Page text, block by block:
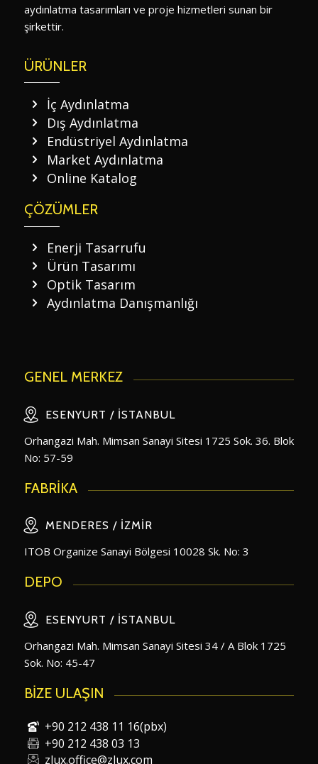
aydınlatma tasarımları ve proje hizmetleri sunan bir
şirkettir.
ÜRÜNLER
İç Aydınlatma
Dış Aydınlatma
Endüstriyel Aydınlatma
Market Aydınlatma
Online Katalog
ÇÖZÜMLER
Enerji Tasarrufu
Ürün Tasarımı
Optik Tasarım
Aydınlatma Danışmanlığı
GENEL MERKEZ
ESENYURT / İSTANBUL
Orhangazi Mah. Mimsan Sanayi Sitesi 1725 Sok. 36. Blok
No: 57-59
FABRİKA
MENDERES / İZMIR
ITOB Organize Sanayi Bölgesi 10028 Sk. No: 3
DEPO
ESENYURT / İSTANBUL
Orhangazi Mah. Mimsan Sanayi Sitesi 34 / A Blok 1725
Sok. No: 45-47
BİZE ULAŞIN
+90 212 438 11 16(pbx)
+90 212 438 03 13
zlux.office@zlux.com